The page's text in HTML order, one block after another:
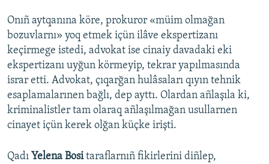
Onıñ aytqanına köre, prokuror «müim olmağan
bozuvlarnı» yoq etmek içün ilâve ekspertizanı
keçirmege istedi, advokat ise cinaiy davadaki eki
ekspertizanı uyğun körmeyip, tekrar yapılmasında
israr etti. Advokat, çıqarğan hulâsaları qıyın tehnik
esaplamalarınen bağlı, dep ayttı. Olardan añlaşıla ki,
kriminalistler tam olaraq añlaşılmağan usullarnen
cinayet içün kerek olğan küçke irişti.
Qadı Yelena Bositaraflarnıñ fikirlerini diñlep,